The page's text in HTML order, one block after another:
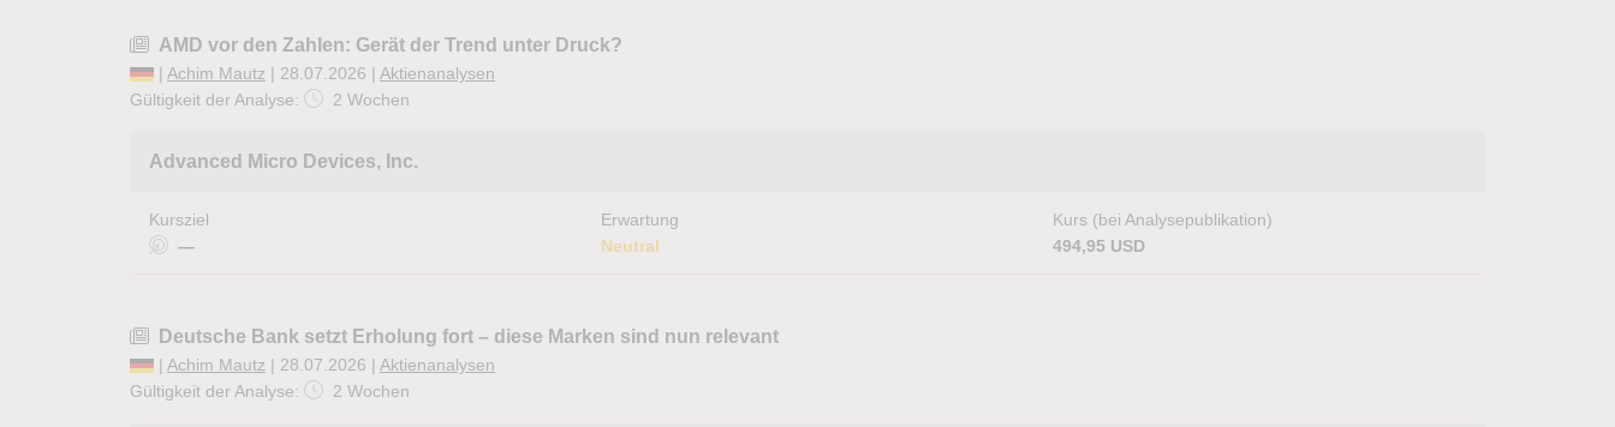
AMD vor den Zahlen: Gerät der Trend unter Druck?
| Achim Mautz | 28.07.2026 | Aktienanalysen
Gültigkeit der Analyse:
2 Wochen
Advanced Micro Devices, Inc.
Kursziel
—
Erwartung
Neutral
Kurs (bei Analysepublikation)
494,95 USD
Deutsche Bank setzt Erholung fort – diese Marken sind nun relevant
| Achim Mautz | 28.07.2026 | Aktienanalysen
Gültigkeit der Analyse:
2 Wochen